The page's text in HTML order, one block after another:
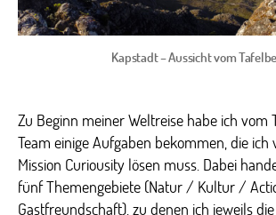
Kapstadt – Aussicht vom
Zu Beginn meiner Weltreise habe ich vom
Team einige Aufgaben bekommen, die
Mission Curiousity lösen muss. Dabei
fünf Themengebiete (Natur / Kultur /
Gastfreundschaft), zu denen ich jeweils